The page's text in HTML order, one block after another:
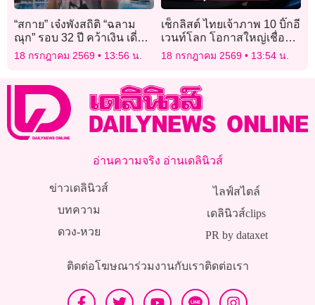
“สกาย” เจ๋งพังสถิติ “ฉลาม
ณุก” รอบ 32 ปี คว้าเงิน เดี่ยว
ผสม 200 ม. “มาเรีย” ฟอร์ม
แจ่ม คว้าทอง “ศึกเอเชียนเอ
18 กรกฎาคม 2569 13:56 น.
เช็กลิสต์ ไทยเจ้าภาพ 10 บิ๊กอี
เวนท์โลก โอกาสใหญ่เชื่อมสู่
โลก
18 กรกฎาคม 2569 13:54 น.
อ่านความจริง อ่านเดลินิวส์
ข่าวเดลินิวส์
บทความ
ดวง-หวย
ไลฟ์สไตล์
เดลินิวส์clips
PR by dataxet
ติดต่อโฆษณาร่วมงานกับเราติดต่อเรา